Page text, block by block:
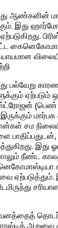
ஆண்களின்
இது
பல்வேறு
ஏற்படும்
மார்பக
சம
இது
நீண்ட
அறுவை